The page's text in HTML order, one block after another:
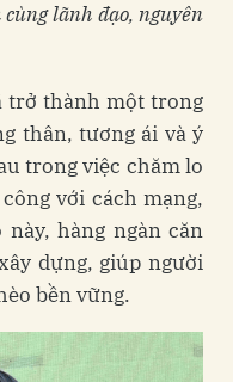
lãnh đạo, nguyên
trở thành một trong
thân, tương ái và ý
trong việc chăm lo
với cách mạng,
hàng ngàn căn
dựng, giúp người
bền vững.